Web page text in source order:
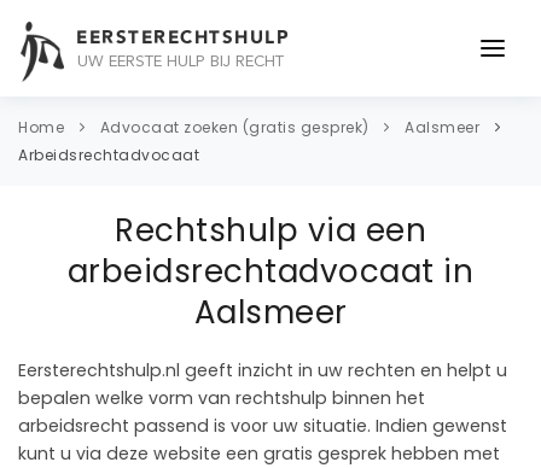
EERSTERECHTSHULP
UW EERSTE HULP BIJ RECHT
ONDERWERPEN
ADVOCAAT
OVER ONS
Home Advocaat zoeken (gratis gesprek)
Aalsmeer
Arbeidsrechtadvocaat
Rechtshulp via een
arbeidsrechtadvocaat in
Aalsmeer
Eersterechtshulp.nl geeft inzicht in uw rechten en helpt u
bepalen welke vorm van rechtshulp binnen het
arbeidsrecht passend is voor uw situatie. Indien gewenst
kunt u via deze website een gratis gesprek hebben met